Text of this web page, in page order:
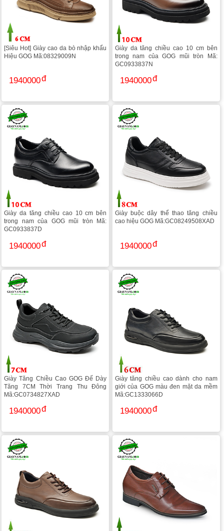
[Siêu Hot] Giày cao da bò nhập khẩu
Hiệu GOG Mã:08329009N
1940000
Giày da tăng chiều cao 10 cm bên
trong nam của GOG mũi tròn Mã:
GC0933837N
1940000
Giày da tăng chiều cao 10 cm bên
trong nam của GOG mũi tròn Mã:
GC0933837D
1940000
Giày buộc dây thể thao tăng chiều
cao hiệu GOG Mã:GC08249508XAD
1940000
Giày Tăng Chiều Cao GOG Đế Dày
Tăng 7CM Thời Trang Thu Đông
Mã:GC0734827XAD
1940000
Giày tăng chiều cao dành cho nam
giới của GOG màu đen mặt da mềm
Mã:GC1333066D
1940000